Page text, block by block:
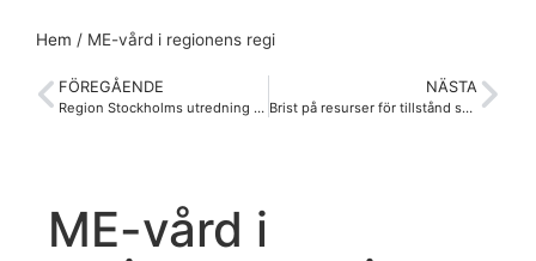
Hem / ME-vård i regionens regi
FÖREGÅENDE
Region Stockholms utredning av ME-vården
NÄSTA
Brist på resurser för tillstånd som ME
ME-vård i